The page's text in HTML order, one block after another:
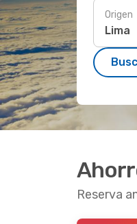
Origen
Reserva